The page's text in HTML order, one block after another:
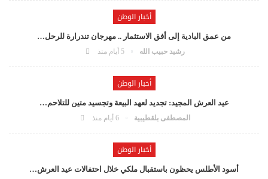
أخبار الوطن
من عمق البادية إلى أفق الاستثمار .. مهرجان تندرارة للرحل…
رشيد حبيب الله 5 أيام منذ
أخبار الوطن
عيد العرش المجيد: تجديد لعهد البيعة وتجسيد متين للتلاحم…
المصطفى بلقطيبية 6 أيام منذ
أخبار الوطن
أسود الأطلس يحظون باستقبال ملكي خلال احتفالات عيد العرش…